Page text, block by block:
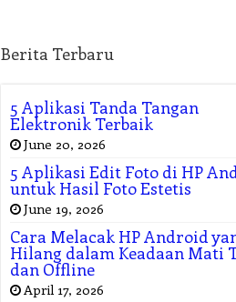
Berita Terbaru
5 Aplikasi Tanda Tangan
Elektronik Terbaik
June 20, 2026
5 Aplikasi Edit Foto di HP
untuk Hasil Foto Estetis
June 19, 2026
Cara Melacak HP Android
Hilang dalam Keadaan Mati
dan Offline
April 17, 2026